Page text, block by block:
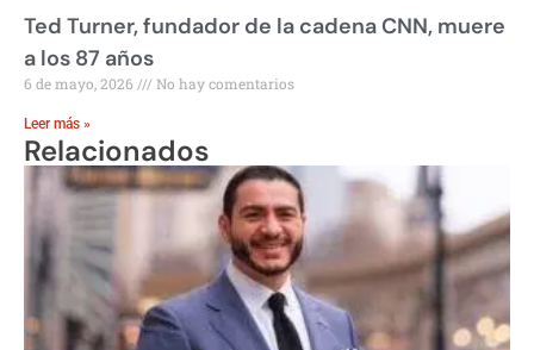
Ted Turner, fundador de la cadena CNN, muere
a los 87 años
6 de mayo, 2026 No hay comentarios
Leer más »
Relacionados